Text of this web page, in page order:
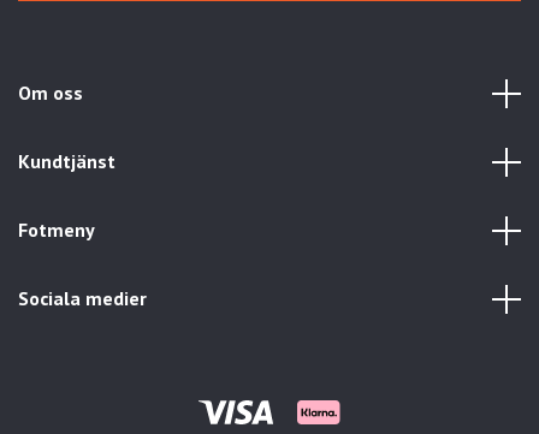
Om oss
Kundtjänst
Fotmeny
Sociala medier